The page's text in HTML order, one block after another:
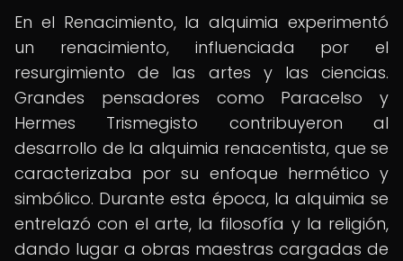
En el Renacimiento, la alquimia experimentó
un renacimiento, influenciada por el
resurgimiento de las artes y las ciencias.
Grandes pensadores como Paracelso y
Hermes Trismegisto contribuyeron al
desarrollo de la alquimia renacentista, que se
caracterizaba por su enfoque hermético y
simbólico. Durante esta época, la alquimia se
entrelazó con el arte, la filosofía y la religión,
dando lugar a obras maestras cargadas de